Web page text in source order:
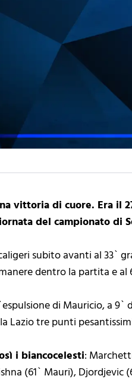
vittoria di cuore. Era il
del campionato di
subito avanti al 33`
dentro la partita e
di Mauricio, a 9`
Lazio tre punti
i biancocelesti:
(61` Mauri), Djordjevic